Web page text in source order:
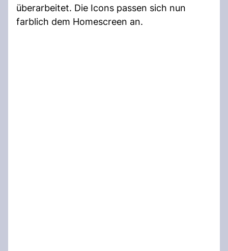
überarbeitet. Die Icons passen sich nun
farblich dem Homescreen an.